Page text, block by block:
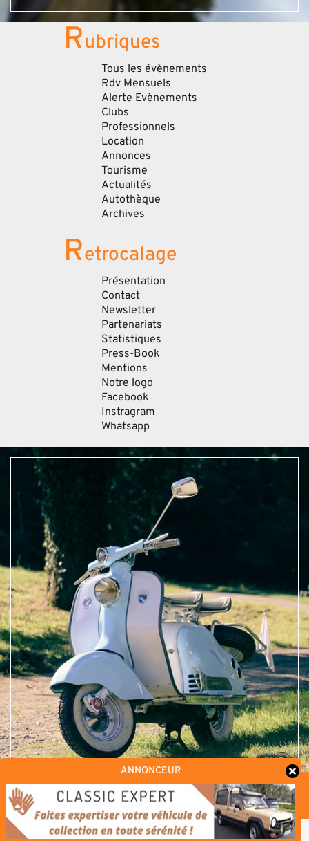
Rubriques
Tous les évènements
Rdv Mensuels
Alerte Evènements
Clubs
Professionnels
Location
Annonces
Tourisme
Actualités
Autothèque
Archives
Retrocalage
Présentation
Contact
Newsletter
Partenariats
Statistiques
Press-Book
Mentions
Notre logo
Facebook
Instragram
Whatsapp
ANNONCEUR